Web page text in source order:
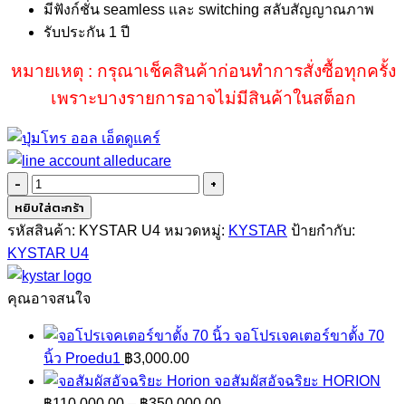
มีฟังก์ชั่น seamless และ switching สลับสัญญาณภาพ
รับประกัน 1 ปี
หมายเหตุ : กรุณาเช็คสินค้าก่อนทำการสั่งซื้อทุกครั้ง
เพราะบางรายการอาจไม่มีสินค้าในสต็อก
จำนวน
KYSTAR
U4
ชิ้น
หยิบใส่ตะกร้า
รหัสสินค้า: KYSTAR U4 หมวดหมู่: KYSTAR ป้ายกำกับ:
KYSTAR U4
คุณอาจสนใจ
จอโปรเจคเตอร์ขาตั้ง 70
นิ้ว Proedu1 ฿3,000.00
จอสัมผัสอัจฉริยะ HORION